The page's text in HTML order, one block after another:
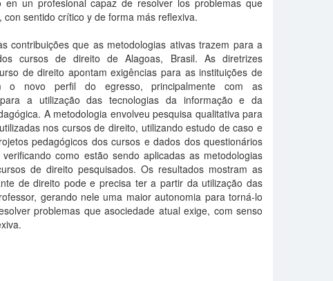
en un profesional capaz de resolver los problemas que
sentido crítico y de forma más reflexiva.
contribuições que as metodologias ativas trazem para a
cursos de direito de Alagoas, Brasil. As diretrizes
de direito apontam exigências para as instituições de
o novo perfil do egresso, principalmente com as
a utilização das tecnologias da informação e da
A metodologia envolveu pesquisa qualitativa para
nos cursos de direito, utilizando estudo de caso e
pedagógicos dos cursos e dados dos questionários
como estão sendo aplicadas as metodologias
de direito pesquisados. Os resultados mostram as
de direito pode e precisa ter a partir da utilização das
gerando nele uma maior autonomia para torná-lo
problemas que asociedade atual exige, com senso